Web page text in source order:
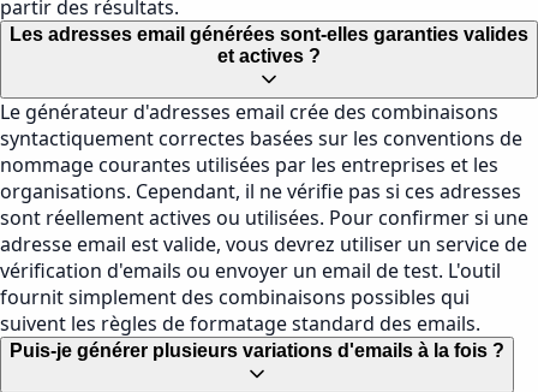
partir des résultats.
Les adresses email générées sont-elles garanties valides
et actives ?
Le générateur d'adresses email crée des combinaisons
syntactiquement correctes basées sur les conventions de
nommage courantes utilisées par les entreprises et les
organisations. Cependant, il ne vérifie pas si ces adresses
sont réellement actives ou utilisées. Pour confirmer si une
adresse email est valide, vous devrez utiliser un service de
vérification d'emails ou envoyer un email de test. L'outil
fournit simplement des combinaisons possibles qui
suivent les règles de formatage standard des emails.
Puis-je générer plusieurs variations d'emails à la fois ?